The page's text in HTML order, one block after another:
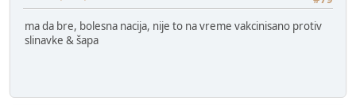
ma da bre, bolesna nacija, nije to na vreme vakcinisano protiv
slinavke & šapa